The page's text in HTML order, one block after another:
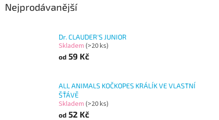
Nejprodávanější
Dr. CLAUDER'S JUNIOR
Skladem (>20 ks)
od 59 Kč
ALL ANIMALS KOČKOPES KRÁLÍK VE VLASTNÍ
ŠŤÁVĚ
Skladem (>20 ks)
od 52 Kč